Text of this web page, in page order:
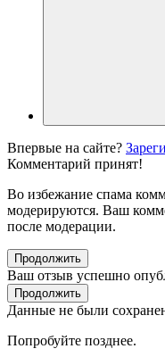
Впервые на сайте?
Комментарий принят!
Во избежание спама
модерируются. Ваш
после модерации.
Продолжить
Ваш отзыв успешно
Продолжить
Данные не были
Попробуйте позднее.